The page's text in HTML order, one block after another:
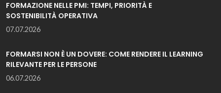
FORMAZIONE NELLE PMI: TEMPI, PRIORITÀ E
SOSTENIBILITÀ OPERATIVA
07.07.2026
FORMARSI NON È UN DOVERE: COME RENDERE IL LEARNING
RILEVANTE PER LE PERSONE
06.07.2026